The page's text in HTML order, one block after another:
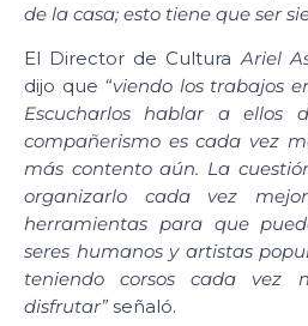
de la casa; esto tiene que ser
El Director de CulturaAriel
dijo que “viendo los trabajos
Escucharlos hablar a ellos
compañerismo es cada vez
más contento aún. La
organizarlo cada vez
herramientas para que
seres humanos y artistas
teniendo corsos cada vez
disfrutar”señaló.